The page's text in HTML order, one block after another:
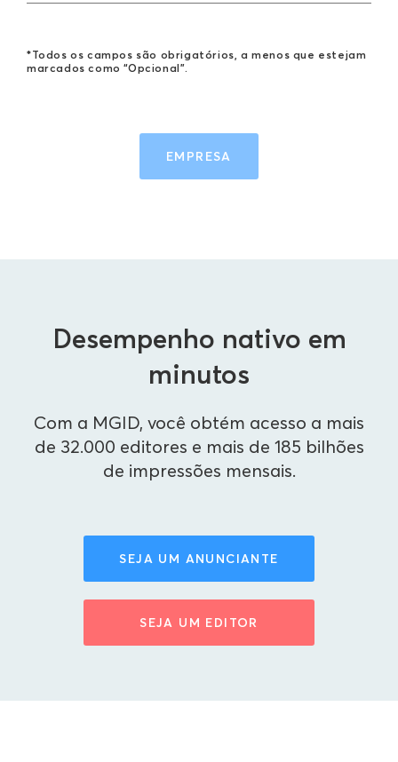
*Todos os campos são obrigatórios, a menos que estejam
marcados como “Opcional”.
EMPRESA
Desempenho nativo em
minutos
Com a MGID, você obtém acesso a mais
de 32.000 editores e mais de 185 bilhões
de impressões mensais.
SEJA UM ANUNCIANTE
SEJA UM EDITOR